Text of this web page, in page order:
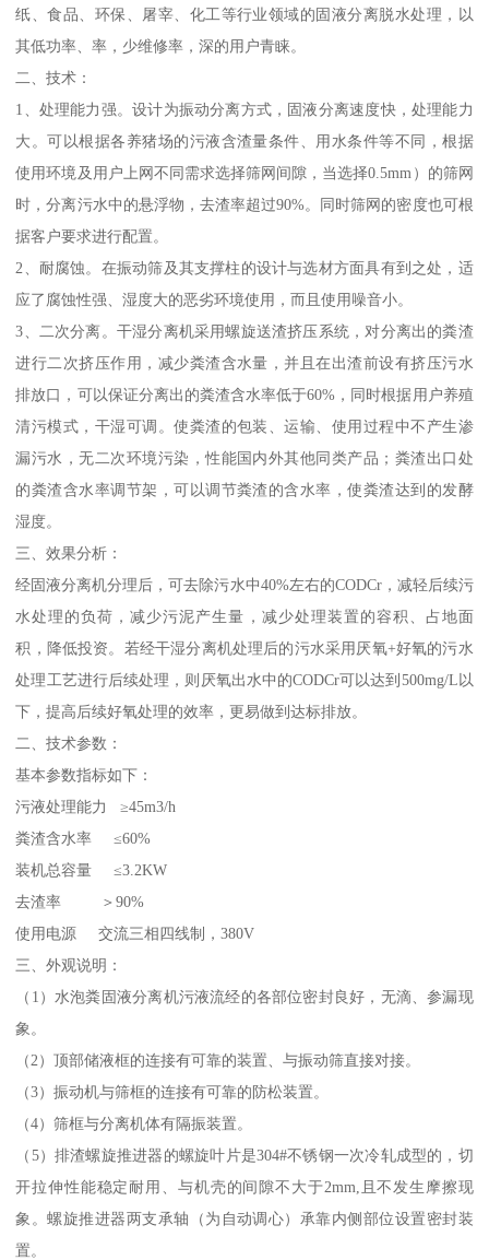
纸、食品、环保、屠宰、化工等行业领域的固液分离脱水处理，以
其低功率、率，少维修率，深的用户青睐。
二、技术：
1、处理能力强。设计为振动分离方式，固液分离速度快，处理能力
大。可以根据各养猪场的污液含渣量条件、用水条件等不同，根据
使用环境及用户上网不同需求选择筛网间隙，当选择0.5mm）的筛网
时，分离污水中的悬浮物，去渣率超过90%。同时筛网的密度也可根
据客户要求进行配置。
2、耐腐蚀。在振动筛及其支撑柱的设计与选材方面具有到之处，适
应了腐蚀性强、湿度大的恶劣环境使用，而且使用噪音小。
3、二次分离。干湿分离机采用螺旋送渣挤压系统，对分离出的粪渣
进行二次挤压作用，减少粪渣含水量，并且在出渣前设有挤压污水
排放口，可以保证分离出的粪渣含水率低于60%，同时根据用户养殖
清污模式，干湿可调。使粪渣的包装、运输、使用过程中不产生渗
漏污水，无二次环境污染，性能国内外其他同类产品；粪渣出口处
的粪渣含水率调节架，可以调节粪渣的含水率，使粪渣达到的发酵
湿度。
三、效果分析：
经固液分离机分理后，可去除污水中40%左右的CODCr，减轻后续污
水处理的负荷，减少污泥产生量，减少处理装置的容积、占地面
积，降低投资。若经干湿分离机处理后的污水采用厌氧+好氧的污水
处理工艺进行后续处理，则厌氧出水中的CODCr可以达到500mg/L以
下，提高后续好氧处理的效率，更易做到达标排放。
二、技术参数：
基本参数指标如下：
污液处理能力 ≥45m3/h
粪渣含水率 ≤60%
装机总容量 ≤3.2KW
去渣率 ＞90%
使用电源 交流三相四线制，380V
三、外观说明：
（1）水泡粪固液分离机污液流经的各部位密封良好，无滴、参漏现
象。
（2）顶部储液框的连接有可靠的装置、与振动筛直接对接。
（3）振动机与筛框的连接有可靠的防松装置。
（4）筛框与分离机体有隔振装置。
（5）排渣螺旋推进器的螺旋叶片是304#不锈钢一次冷轧成型的，切
开拉伸性能稳定耐用、与机壳的间隙不大于2mm,且不发生摩擦现
象。螺旋推进器两支承轴（为自动调心）承靠内侧部位设置密封装
置。